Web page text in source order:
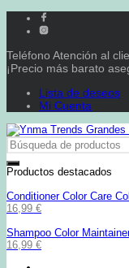
Teléfono Atención al
¡Precio más barato
Lista de deseos
Mi Cuenta
Productos destacados
Conditioner Color Care
16,99 €
Shampoo Color
16,99 €